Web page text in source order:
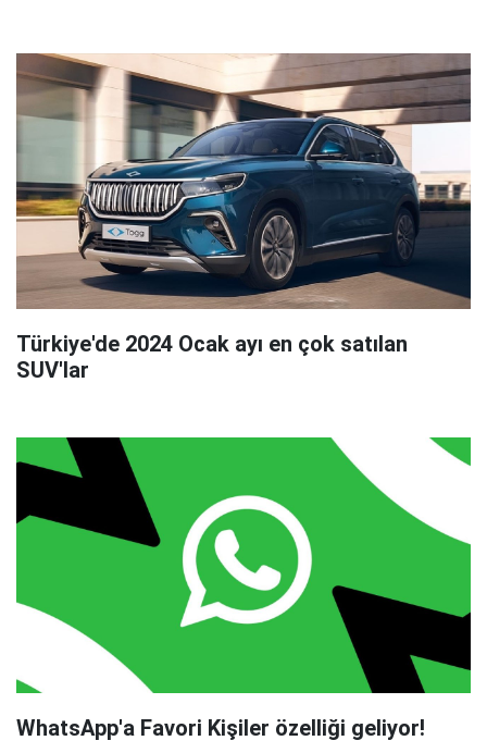
Türkiye'de 2024 Ocak ayı en çok satılan
SUV'lar
WhatsApp'a Favori Kişiler özelliği geliyor!